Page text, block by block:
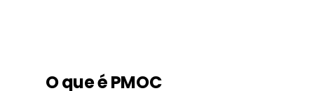
O que é PMOC